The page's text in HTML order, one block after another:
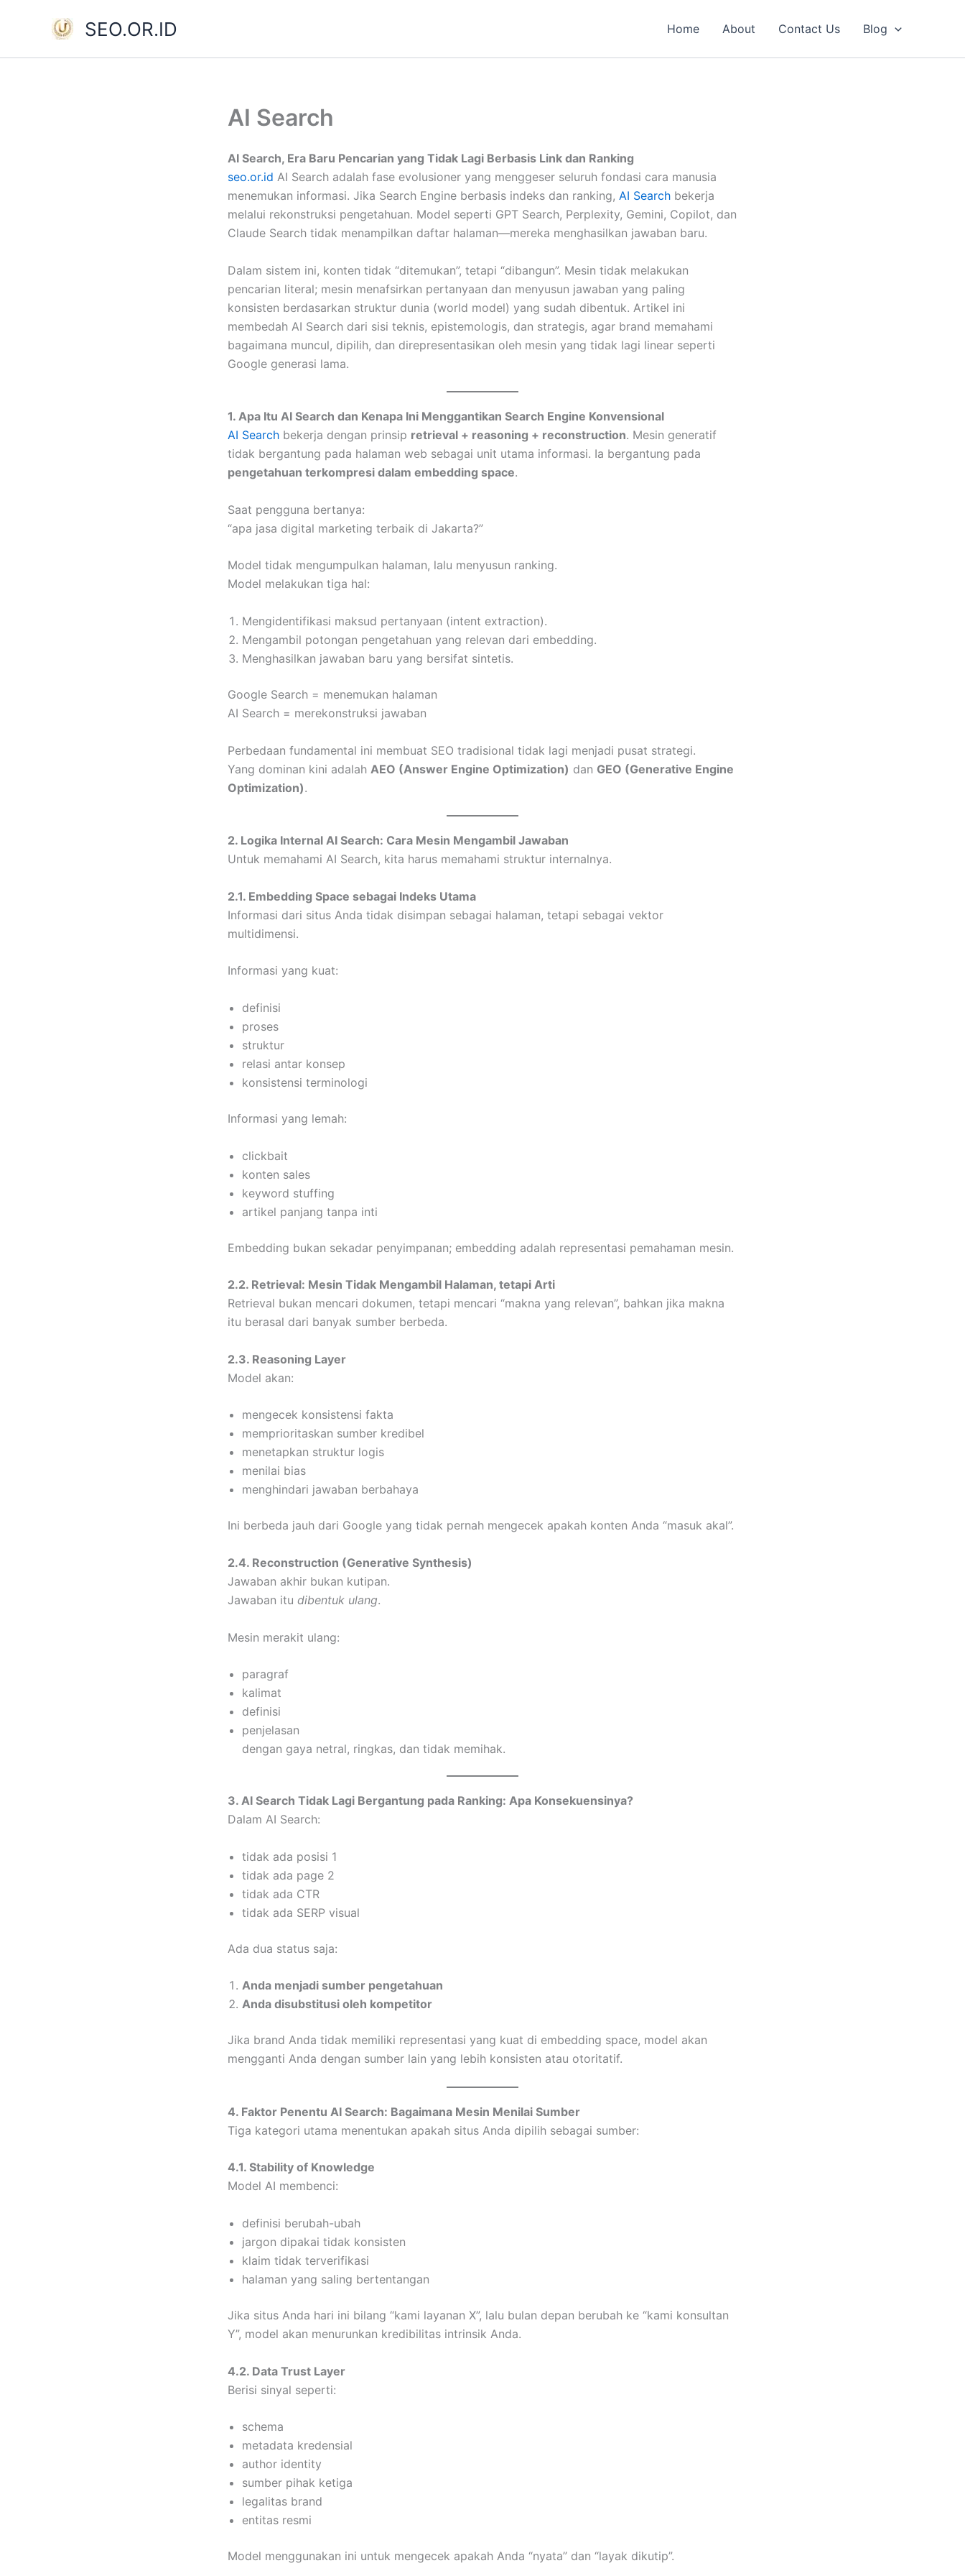
SEO.OR.ID Home About Contact Us Blog
AI Search
AI Search, Era Baru Pencarian yang Tidak Lagi Berbasis Link dan Ranking
seo.or.id AI Search adalah fase evolusioner yang menggeser seluruh fondasi cara manusia
menemukan informasi. Jika Search Engine berbasis indeks dan ranking, AI Search bekerja
melalui rekonstruksi pengetahuan. Model seperti GPT Search, Perplexity, Gemini, Copilot, dan
Claude Search tidak menampilkan daftar halaman—mereka menghasilkan jawaban baru.
Dalam sistem ini, konten tidak “ditemukan”, tetapi “dibangun”. Mesin tidak melakukan
pencarian literal; mesin menafsirkan pertanyaan dan menyusun jawaban yang paling
konsisten berdasarkan struktur dunia (world model) yang sudah dibentuk. Artikel ini
membedah AI Search dari sisi teknis, epistemologis, dan strategis, agar brand memahami
bagaimana muncul, dipilih, dan direpresentasikan oleh mesin yang tidak lagi linear seperti
Google generasi lama.
1. Apa Itu AI Search dan Kenapa Ini Menggantikan Search Engine Konvensional
AI Search bekerja dengan prinsip retrieval + reasoning + reconstruction. Mesin generatif
tidak bergantung pada halaman web sebagai unit utama informasi. Ia bergantung pada
pengetahuan terkompresi dalam embedding space.
Saat pengguna bertanya:
“apa jasa digital marketing terbaik di Jakarta?”
Model tidak mengumpulkan halaman, lalu menyusun ranking.
Model melakukan tiga hal:
Mengidentifikasi maksud pertanyaan (intent extraction).
Mengambil potongan pengetahuan yang relevan dari embedding.
Menghasilkan jawaban baru yang bersifat sintetis.
Google Search = menemukan halaman
AI Search = merekonstruksi jawaban
Perbedaan fundamental ini membuat SEO tradisional tidak lagi menjadi pusat strategi.
Yang dominan kini adalah AEO (Answer Engine Optimization) dan GEO (Generative Engine
Optimization).
2. Logika Internal AI Search: Cara Mesin Mengambil Jawaban
Untuk memahami AI Search, kita harus memahami struktur internalnya.
2.1. Embedding Space sebagai Indeks Utama
Informasi dari situs Anda tidak disimpan sebagai halaman, tetapi sebagai vektor
multidimensi.
Informasi yang kuat:
definisi
proses
struktur
relasi antar konsep
konsistensi terminologi
Informasi yang lemah:
clickbait
konten sales
keyword stuffing
artikel panjang tanpa inti
Embedding bukan sekadar penyimpanan; embedding adalah representasi pemahaman mesin.
2.2. Retrieval: Mesin Tidak Mengambil Halaman, tetapi Arti
Retrieval bukan mencari dokumen, tetapi mencari “makna yang relevan”, bahkan jika makna
itu berasal dari banyak sumber berbeda.
2.3. Reasoning Layer
Model akan:
mengecek konsistensi fakta
memprioritaskan sumber kredibel
menetapkan struktur logis
menilai bias
menghindari jawaban berbahaya
Ini berbeda jauh dari Google yang tidak pernah mengecek apakah konten Anda “masuk akal”.
2.4. Reconstruction (Generative Synthesis)
Jawaban akhir bukan kutipan.
Jawaban itu dibentuk ulang.
Mesin merakit ulang:
paragraf
kalimat
definisi
penjelasan
dengan gaya netral, ringkas, dan tidak memihak.
3. AI Search Tidak Lagi Bergantung pada Ranking: Apa Konsekuensinya?
Dalam AI Search:
tidak ada posisi 1
tidak ada page 2
tidak ada CTR
tidak ada SERP visual
Ada dua status saja:
Anda menjadi sumber pengetahuan
Anda disubstitusi oleh kompetitor
Jika brand Anda tidak memiliki representasi yang kuat di embedding space, model akan
mengganti Anda dengan sumber lain yang lebih konsisten atau otoritatif.
4. Faktor Penentu AI Search: Bagaimana Mesin Menilai Sumber
Tiga kategori utama menentukan apakah situs Anda dipilih sebagai sumber:
4.1. Stability of Knowledge
Model AI membenci:
definisi berubah-ubah
jargon dipakai tidak konsisten
klaim tidak terverifikasi
halaman yang saling bertentangan
Jika situs Anda hari ini bilang “kami layanan X”, lalu bulan depan berubah ke “kami konsultan
Y”, model akan menurunkan kredibilitas intrinsik Anda.
4.2. Data Trust Layer
Berisi sinyal seperti:
schema
metadata kredensial
author identity
sumber pihak ketiga
legalitas brand
entitas resmi
Model menggunakan ini untuk mengecek apakah Anda “nyata” dan “layak dikutip”.